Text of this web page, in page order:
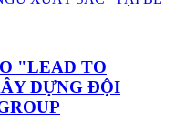
"LEAD TO
DỰNG ĐỘI